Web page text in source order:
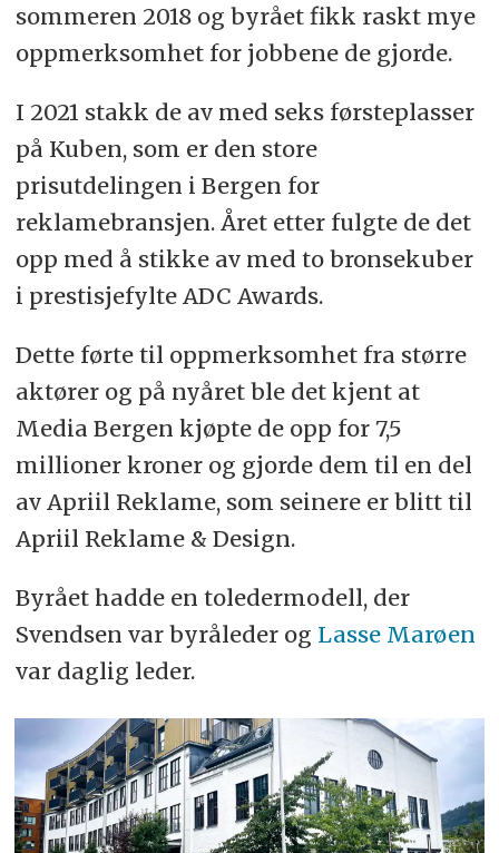
sommeren 2018 og byrået fikk raskt mye
oppmerksomhet for jobbene de gjorde.
I 2021 stakk de av med seks førsteplasser
på Kuben, som er den store
prisutdelingen i Bergen for
reklamebransjen. Året etter fulgte de det
opp med å stikke av med to bronsekuber
i prestisjefylte ADC Awards.
Dette førte til oppmerksomhet fra større
aktører og på nyåret ble det kjent at
Media Bergen kjøpte de opp for 7,5
millioner kroner og gjorde dem til en del
av Apriil Reklame, som seinere er blitt til
Apriil Reklame & Design.
Byrået hadde en toledermodell, der
Svendsen var byråleder og Lasse Marøen
var daglig leder.